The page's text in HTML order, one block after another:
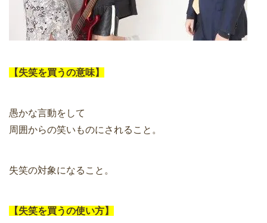
【失笑を買うの意味】
愚かな言動をして
周囲からの笑いものにされること。
失笑の対象になること。
【失笑を買うの使い方】